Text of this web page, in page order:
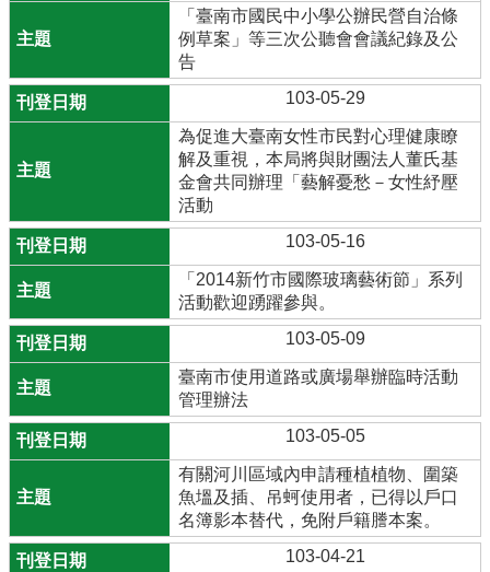
「臺南市國民中小學公辦民營自治條
例草案」等三次公聽會會議紀錄及公
告
103-05-29
為促進大臺南女性市民對心理健康瞭
解及重視，本局將與財團法人董氏基
金會共同辦理「藝解憂愁－女性紓壓
活動
103-05-16
「2014新竹市國際玻璃藝術節」系列
活動歡迎踴躍參與。
103-05-09
臺南市使用道路或廣場舉辦臨時活動
管理辦法
103-05-05
有關河川區域內申請種植植物、圍築
魚塭及插、吊蚵使用者，已得以戶口
名簿影本替代，免附戶籍謄本案。
103-04-21